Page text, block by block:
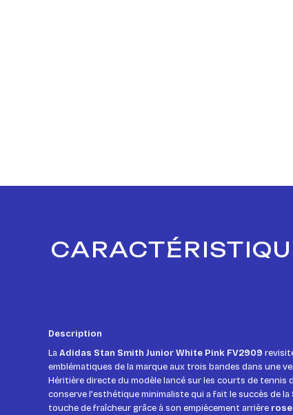
Description
La Adidas Stan Smith Junior White Pink FV2909
emblématiques de la marque aux trois bandes dans une
Héritière directe du modèle lancé sur les courts de tennis
conserve l'esthétique minimaliste qui a fait le succès de
touche de fraîcheur grâce à son empiècement arrière rose